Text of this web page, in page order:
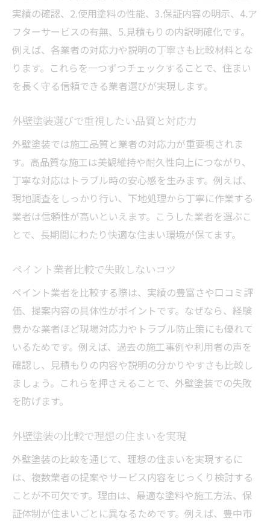
外壁塗装助成金の申請時に注意したい点
外壁塗装の費用負担を減らす裏ワザ
長持ちする外壁塗装の選び方を徹底解説
外壁塗装が長持ちする塗料と施工のポイン
ト
法
吹田で人気の外壁塗装技術と比較検証
外壁塗装のメンテナンスで寿命を延ばすコ
ツ
外壁塗装で後悔しない色選びのポイント
外壁塗装業者の比較で知っておきたい基準
住まいの安全を守る業者選びのポイント
業者ごとの外壁塗装保証内容を比較する
外壁塗装の実績が豊富な業者の見つけ方
ペイント業者の違いで仕上がりに差が出る
理由
外壁塗装で失敗しない業者比較の進め方
外壁塗装で注目すべき保証やアフターサービス
外壁塗装の保証内容で選ぶべきポイント
保証とサポート体制で比較する外壁塗装
住まいを守る外壁塗装の安心保証とは
外壁塗装の保証期間とその重要性
実績の確認、2.使用塗料の性能、3.保証内容の明示、4.ア
フターサービスの有無、5.見積もりの内訳明確化です。
例えば、各業者の対応力や説明の丁寧さも比較材料とな
ります。これらを一つずつチェックすることで、住まい
を長く守る信頼できる業者選びが実現します。
外壁塗装選びで重視したい品質と対応力
外壁塗装では施工品質と業者の対応力が重要視されま
す。高品質な施工は美観維持や耐久性向上につながり、
丁寧な対応はトラブル時の安心感を生みます。例えば、
現地調査をしっかり行い、下地処理から丁寧に作業する
業者は信頼性が高いといえます。こうした業者を選ぶこ
とで、長期間にわたり快適な住まい環境が保てます。
ペイント業者比較で失敗しないコツ
ペイント業者を比較する際は、実績の豊富さや口コミ評
価、提案内容の具体性がポイントです。なぜなら、経験
豊かな業者ほど現場対応力やトラブル防止策にも優れて
いるためです。例えば、過去の施工事例や利用者の声を
確認し、見積もりの内容や説明の分かりやすさも比較し
ましょう。これらを押さえることで、外壁塗装での失敗
を防げます。
外壁塗装の比較で理想の住まいを実現
外壁塗装の比較を通じて、理想の住まいを実現するに
は、複数業者の提案やサービス内容をじっくり検討する
ことが不可欠です。理由は、最適な塗料や施工方法、保
証体制が住まいごとに異なるためです。例えば、豊中市